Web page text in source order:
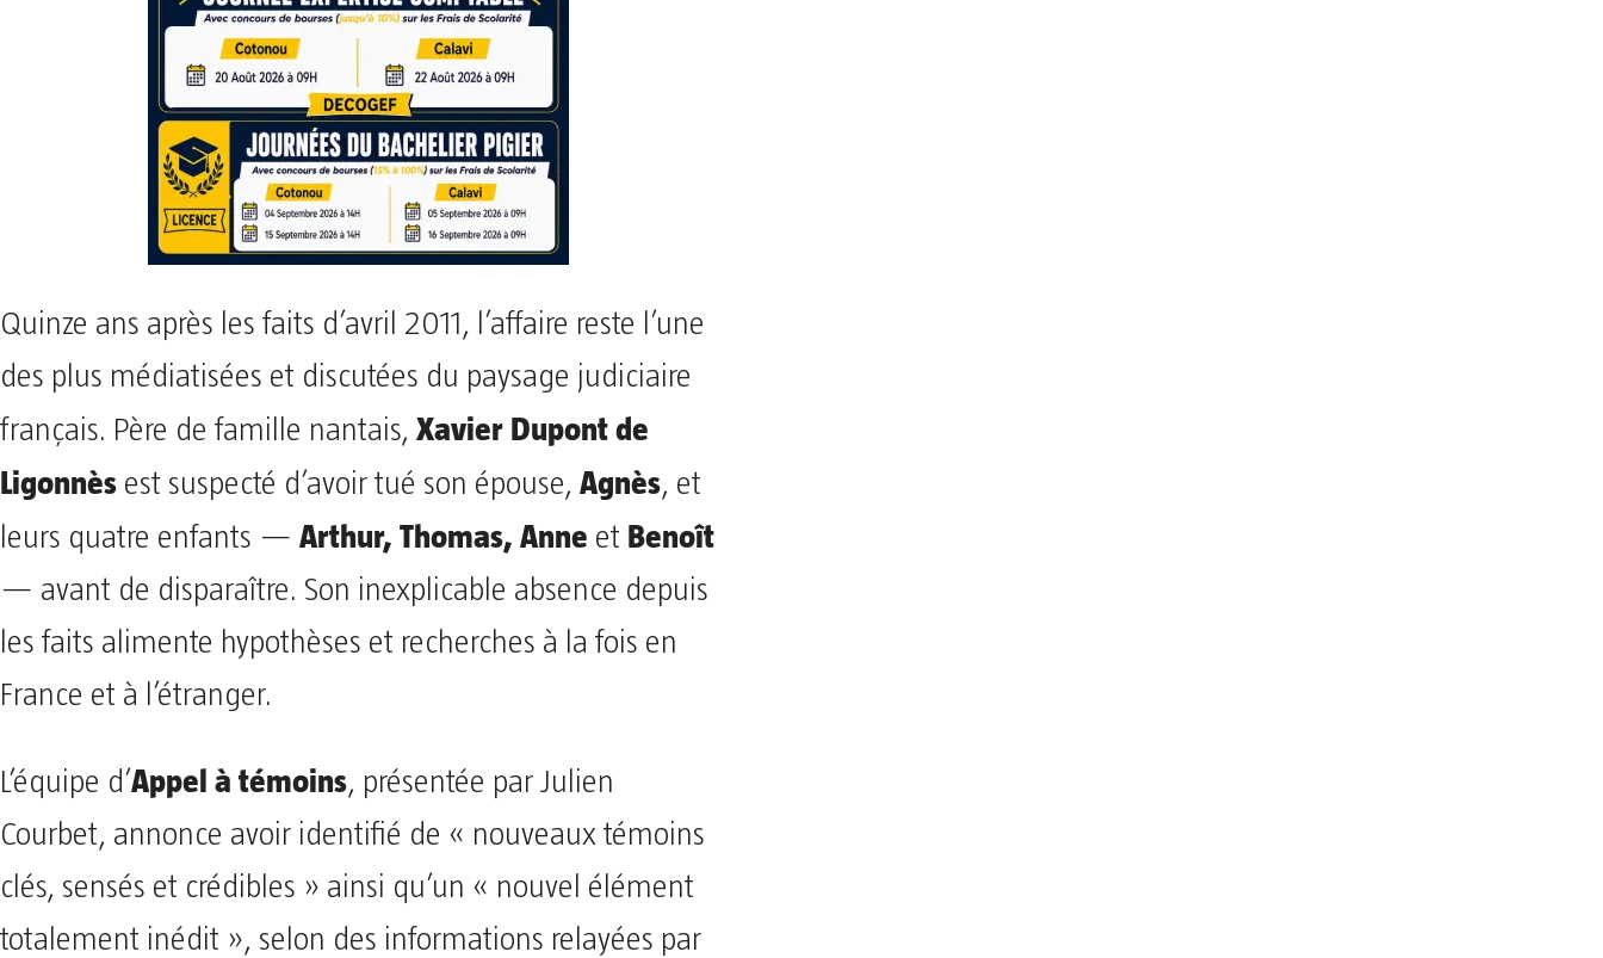
Quinze ans après les faits d’avril 2011, l’affaire reste l’une
des plus médiatisées et discutées du paysage judiciaire
français. Père de famille nantais, Xavier Dupont de
Ligonnès est suspecté d’avoir tué son épouse, Agnès, et
leurs quatre enfants — Arthur, Thomas, Anne et Benoît
— avant de disparaître. Son inexplicable absence depuis
les faits alimente hypothèses et recherches à la fois en
France et à l’étranger.
L’équipe d’Appel à témoins, présentée par Julien
Courbet, annonce avoir identifié de « nouveaux témoins
clés, sensés et crédibles » ainsi qu’un « nouvel élément
totalement inédit », selon des informations relayées par